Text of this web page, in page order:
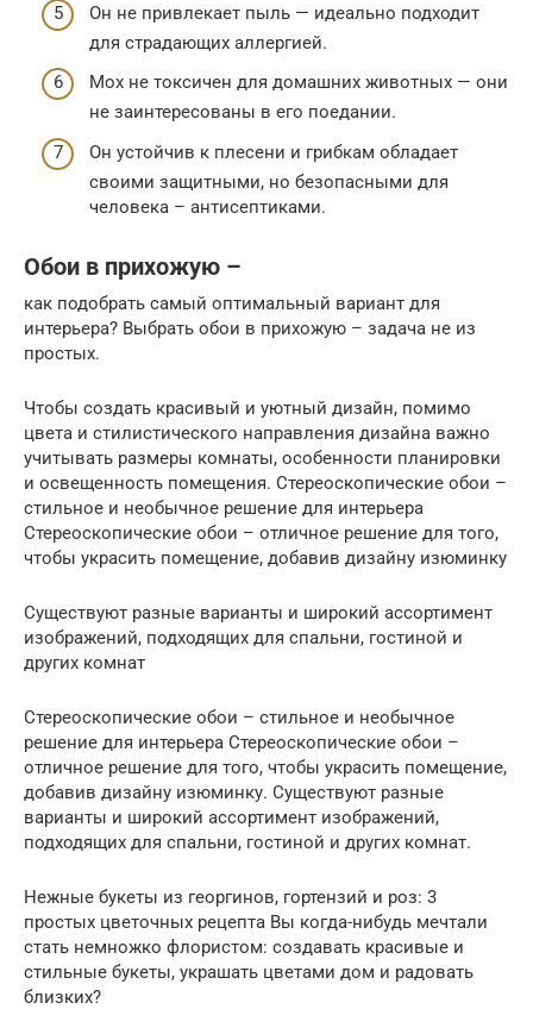
Он не привлекает пыль — идеально подходит
для страдающих аллергией.
Мох не токсичен для домашних животных — они
не заинтересованы в его поедании.
Он устойчив к плесени и грибкам обладает
своими защитными, но безопасными для
человека – антисептиками.
Обои в прихожую –
как подобрать самый оптимальный вариант для
интерьера? Выбрать обои в прихожую – задача не из
простых.
Чтобы создать красивый и уютный дизайн, помимо
цвета и стилистического направления дизайна важно
учитывать размеры комнаты, особенности планировки
и освещенность помещения. Стереоскопические обои –
стильное и необычное решение для интерьера
Стереоскопические обои – отличное решение для того,
чтобы украсить помещение, добавив дизайну изюминку
Существуют разные варианты и широкий ассортимент
изображений, подходящих для спальни, гостиной и
других комнат
Стереоскопические обои – стильное и необычное
решение для интерьера Стереоскопические обои –
отличное решение для того, чтобы украсить помещение,
добавив дизайну изюминку. Существуют разные
варианты и широкий ассортимент изображений,
подходящих для спальни, гостиной и других комнат.
Нежные букеты из георгинов, гортензий и роз: 3
простых цветочных рецепта Вы когда-нибудь мечтали
стать немножко флористом: создавать красивые и
стильные букеты, украшать цветами дом и радовать
близких?